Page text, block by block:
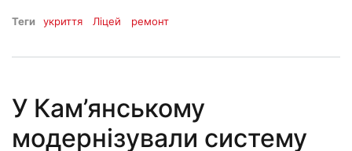
Теги укриття Ліцей ремонт
У Кам’янському
модернізували систему